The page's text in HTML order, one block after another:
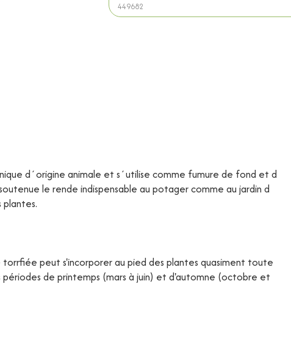
449682
d´origine animale et s´utilise comme fumure de fond et d
le rende indispensable au potager comme au jardin d
plantes.
torrfiée peut s'incorporer au pied des plantes quasiment toute
périodes de printemps (mars à juin) et d'automne (octobre et